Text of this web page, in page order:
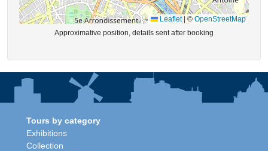
Leaflet | ©OpenStreetMap
Approximative position, details sent after booking
Tours by category
Exhibitions
Collection